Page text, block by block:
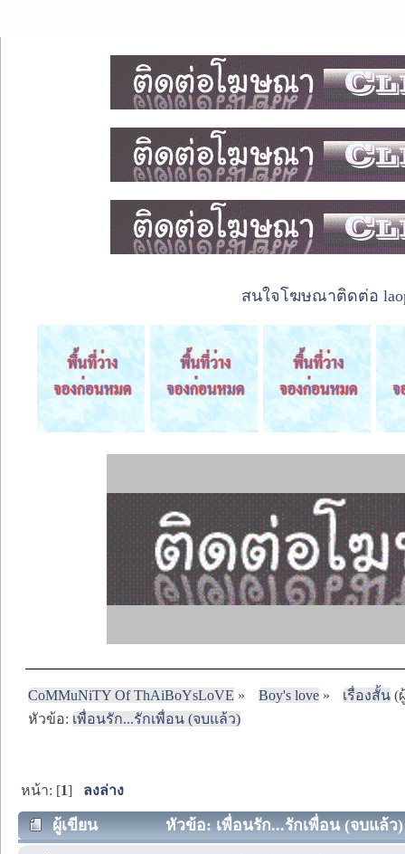
สนใจโฆษณาติดต่อ
CoMMuNiTY Of ThAiBoYsLoVE » Boy's love» เรื่องสั้น(
หัวข้อ: เพื่อนรัก...รักเพื่อน (จบแล้ว)
หน้า: [1] ลงล่าง
ผู้เขียน หัวข้อ: เพื่อนรัก...รักเพื่อน (จบแล้ว